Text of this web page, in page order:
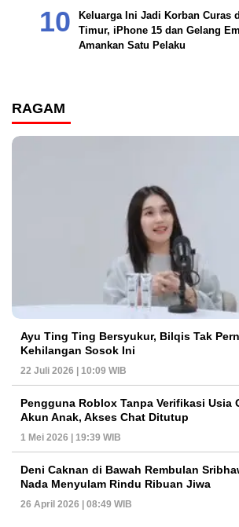
Keluarga Ini Jadi Korban Curas
Timur, iPhone 15 dan Gelang
Amankan Satu Pelaku
RAGAM
Ayu Ting Ting Bersyukur, Bilqis Tak
Kehilangan Sosok Ini
22 Juli 2026 | 10:09 WIB
Pengguna Roblox Tanpa Verifikasi Usia
Akun Anak, Akses Chat Ditutup
1 Mei 2026 | 19:39 WIB
Deni Caknan di Bawah Rembulan
Nada Menyulam Rindu Ribuan Jiwa
26 April 2026 | 08:49 WIB